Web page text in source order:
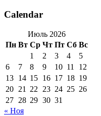
Calendar
Июль 2026
Пн Вт Ср Чт Пт Сб Вс
1
2 3 4
5
6
7 8 9 10 11
12
13 14 15 16 17 18 19
20 21 22 23 24 25 26
27 28 29 30 31
« Ноя